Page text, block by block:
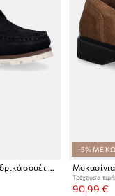
Tommy Hilfiger μοκασίνια Ανδρικά σουέτ HILIFGER LIGHT SDE BOAT SHOE
-5% ΜΕ
Τρέχουσα τιμή:
90,99 €